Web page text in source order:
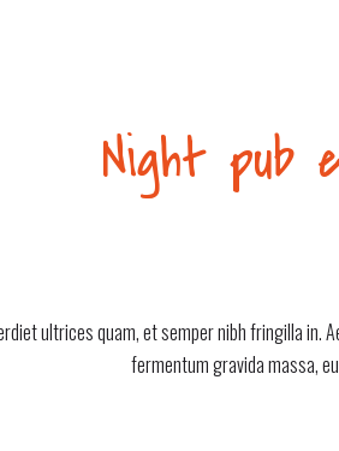
Night pub
Live
ultrices quam, et semper nibh fringilla in.
fermentum gravida massa,